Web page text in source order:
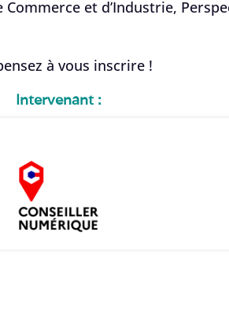
et d’Industrie,
à vous inscrire !
Intervenant :